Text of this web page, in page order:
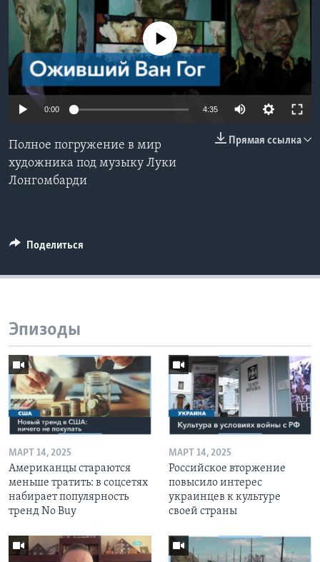
Learning English
СОЦИАЛЬНЫЕ СЕТИ
No media source currently available
0:00 4:35
Прямая ссылка
Полное погружение в мир
художника под музыку Луки
Лонгомбарди
Поделиться
Эпизоды
МАРТ 14, 2025
Американцы стараются
меньше тратить: в соцсетях
набирает популярность
тренд No Buy
МАРТ 14, 2025
Российское вторжение
повысило интерес
украинцев к культуре
своей страны